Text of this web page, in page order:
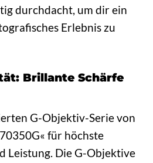
durchdacht, um dir ein
Erlebnis zu
Brillante Schärfe
G-Objektiv-Serie von
für höchste
Leistung. Die G-Objektive